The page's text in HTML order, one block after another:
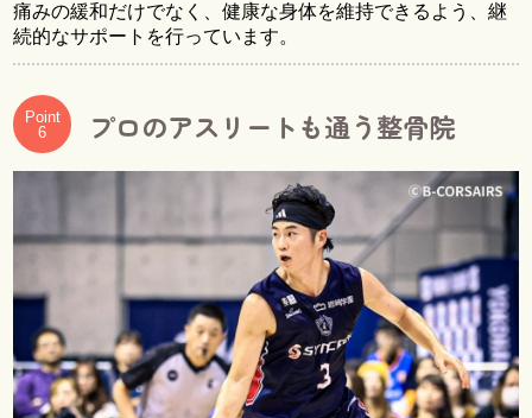
痛みの緩和だけでなく、健康な身体を維持できるよう、継
続的なサポートを行っています。
Point
6
プロのアスリートも通う整骨院